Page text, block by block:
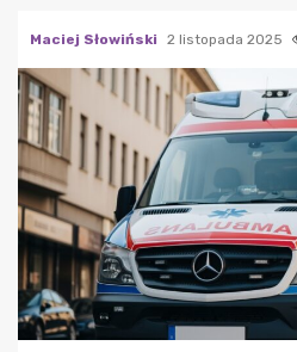
Maciej Słowiński 2 listopada 2025